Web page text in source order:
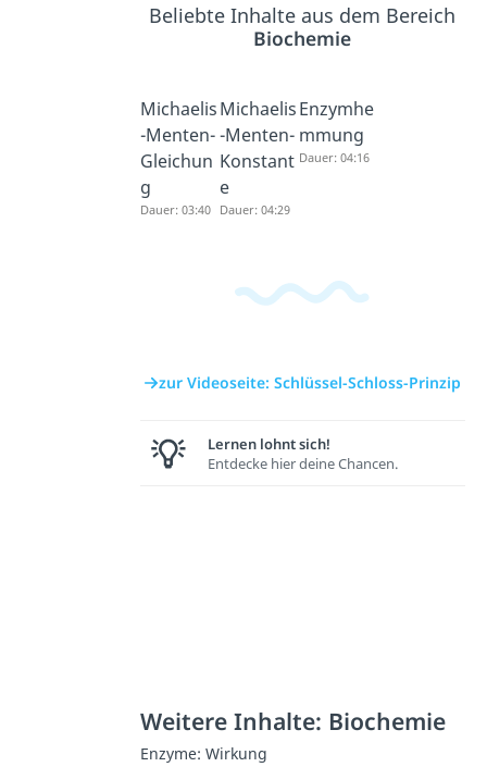
Beliebte Inhalte aus dem Bereich
Biochemie
Michaelis
-Menten-
Gleichun
g
Dauer: 03:40
Michaelis
-Menten-
Konstant
e
Dauer: 04:29
Enzymhe
mmung
Dauer: 04:16
zur Videoseite: Schlüssel-Schloss-Prinzip
Lernen lohnt sich!
Entdecke hier deine Chancen.
Weitere Inhalte: Biochemie
Enzyme: Wirkung